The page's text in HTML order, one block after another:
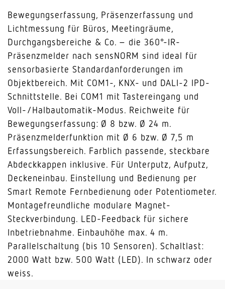
Menge
Bewegungserfassung, Präsenzerfassung und
Lichtmessung für Büros, Meetingräume,
Durchgangsbereiche & Co. – die 360°-IR-
Präsenzmelder nach sensNORM sind ideal für
sensorbasierte Standardanforderungen im
Objektbereich. Mit COM1-, KNX- und DALI-2 IPD-
Schnittstelle. Bei COM1 mit Tastereingang und
Voll-/Halbautomatik-Modus. Reichweite für
Bewegungserfassung: Ø 8 bzw. Ø 24 m.
Präsenzmelderfunktion mit Ø 6 bzw. Ø 7,5 m
Erfassungsbereich. Farblich passende, steckbare
Abdeckkappen inklusive. Für Unterputz, Aufputz,
Deckeneinbau. Einstellung und Bedienung per
Smart Remote Fernbedienung oder Potentiometer.
Montagefreundliche modulare Magnet-
Steckverbindung. LED-Feedback für sichere
Inbetriebnahme. Einbauhöhe max. 4 m.
Parallelschaltung (bis 10 Sensoren). Schaltlast:
2000 Watt bzw. 500 Watt (LED). In schwarz oder
weiss.